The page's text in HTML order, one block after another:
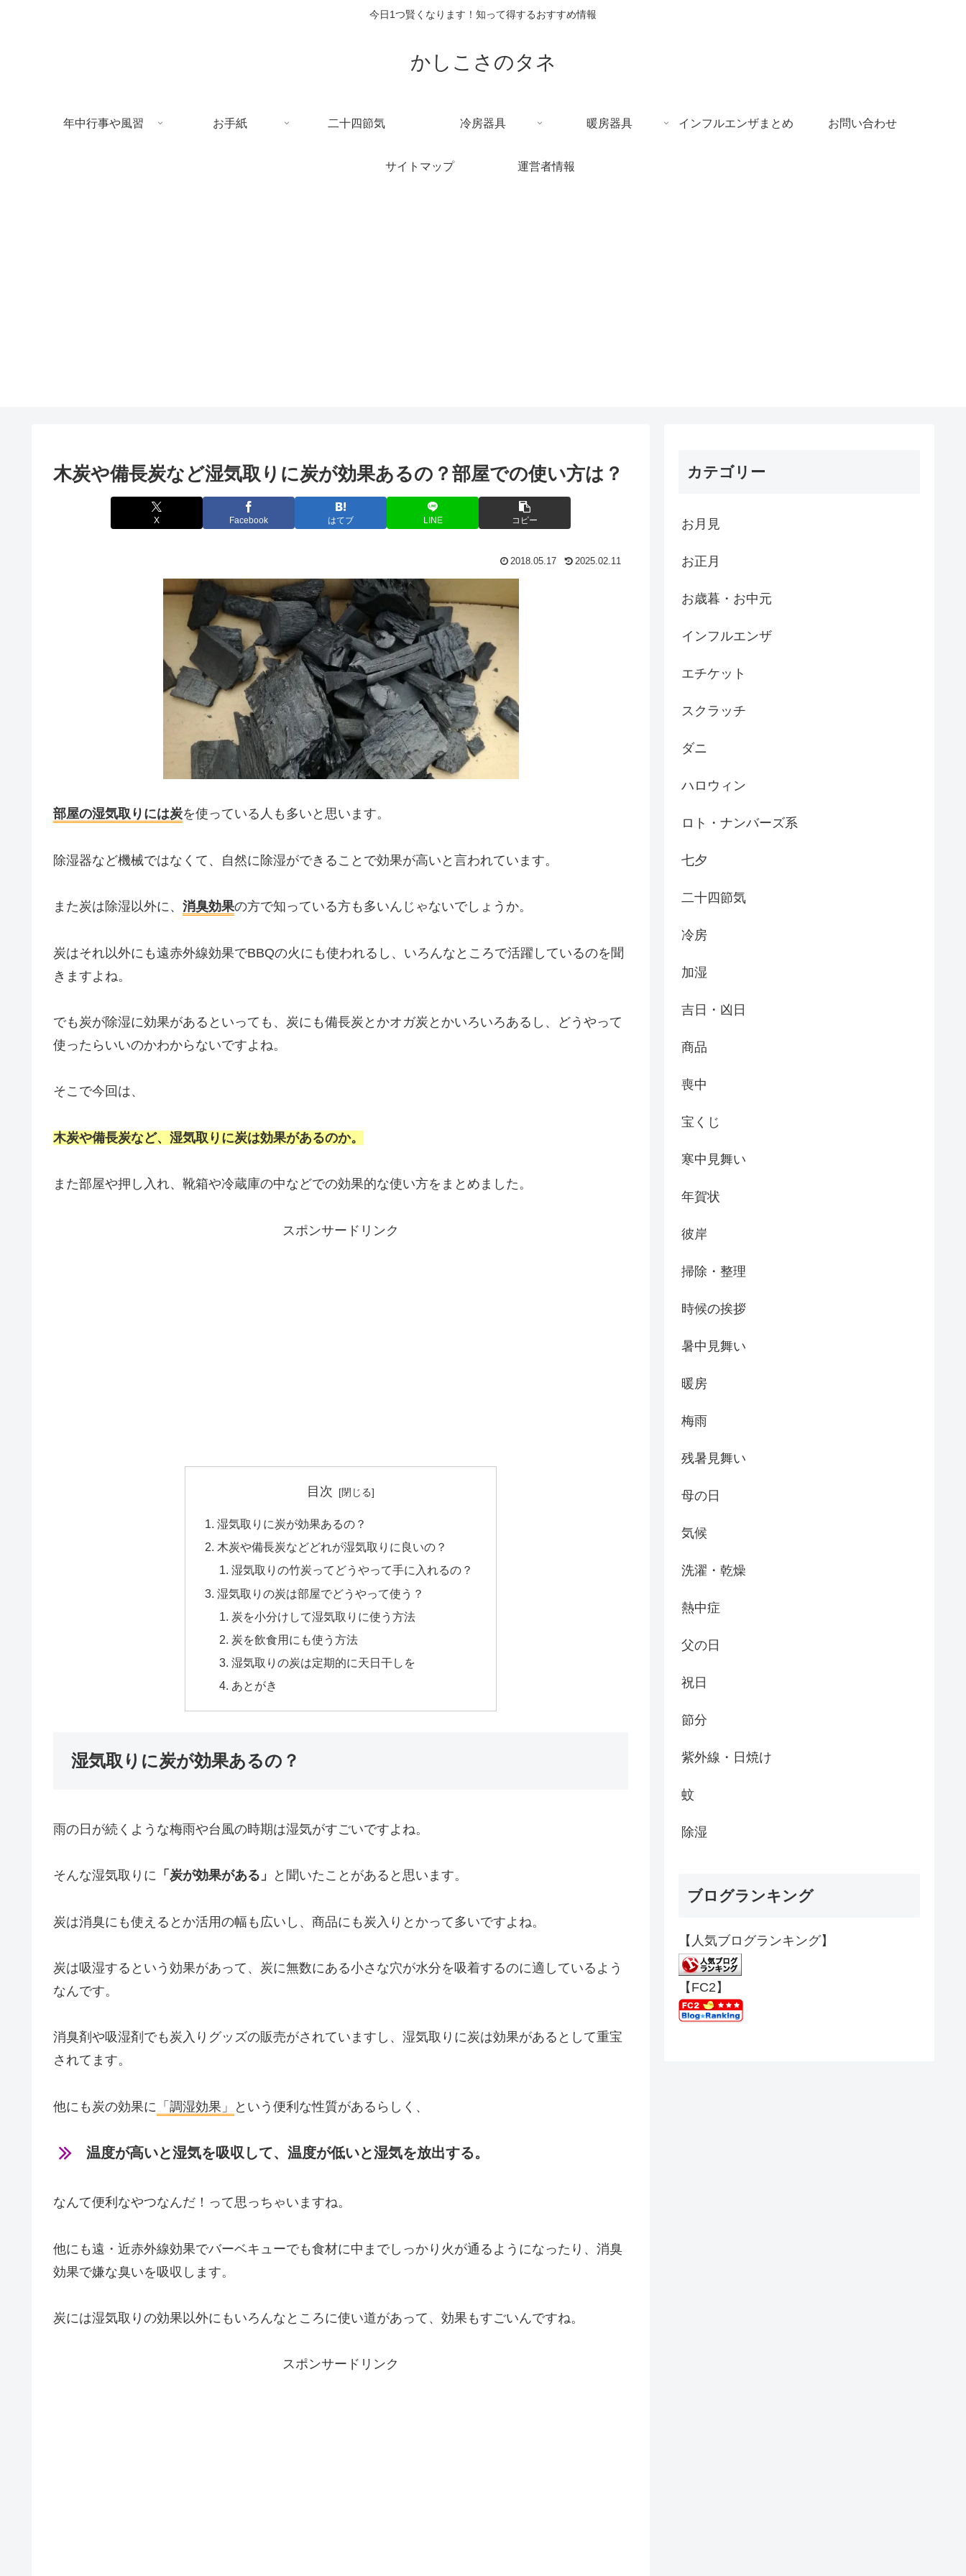
今日1つ賢くなります！知って得するおすすめ情報
かしこさのタネ
年中行事や風習 お手紙 二十四節気 冷房器具 暖房器具 インフルエンザまとめ お問い合わせ
サイトマップ 運営者情報
木炭や備長炭など湿気取りに炭が効果あるの？部屋での使い方は？
X Facebook はてブ LINE コピー
2018.05.17 2025.02.11
部屋の湿気取りには炭を使っている人も多いと思います。
除湿器など機械ではなくて、自然に除湿ができることで効果が高いと言われています。
また炭は除湿以外に、 消臭効果の方で知っている方も多いんじゃないでしょうか。
炭はそれ以外にも遠赤外線効果でBBQの火にも使われるし、いろんなところで活躍しているのを聞
きますよね。
でも炭が除湿に効果があるといっても、炭にも備長炭とかオガ炭とかいろいろあるし、どうやって
使ったらいいのかわからないですよね。
そこで今回は、
木炭や備長炭など、湿気取りに炭は効果があるのか。
また部屋や押し入れ、靴箱や冷蔵庫の中などでの効果的な使い方をまとめました。
スポンサードリンク
目次
湿気取りに炭が効果あるの？
木炭や備長炭などどれが湿気取りに良いの？
湿気取りの竹炭ってどうやって手に入れるの？
湿気取りの炭は部屋でどうやって使う？
炭を小分けして湿気取りに使う方法
炭を飲食用にも使う方法
湿気取りの炭は定期的に天日干しを
あとがき
湿気取りに炭が効果あるの？
雨の日が続くような梅雨や台風の時期は湿気がすごいですよね。
そんな湿気取りに 「炭が効果がある」 と聞いたことがあると思います。
炭は消臭にも使えるとか活用の幅も広いし、商品にも炭入りとかって多いですよね。
炭は吸湿するという効果があって、炭に無数にある小さな穴が水分を吸着するのに適しているよう
なんです。
消臭剤や吸湿剤でも炭入りグッズの販売がされていますし、湿気取りに炭は効果があるとして重宝
されてます。
他にも炭の効果に 「調湿効果」 という便利な性質があるらしく、
温度が高いと湿気を吸収して、温度が低いと湿気を放出する。
なんて便利なやつなんだ！って思っちゃいますね。
他にも遠・近赤外線効果でバーベキューでも食材に中までしっかり火が通るようになったり、消臭
効果で嫌な臭いを吸収します。
炭には湿気取りの効果以外にもいろんなところに使い道があって、効果もすごいんですね。
スポンサードリンク
カテゴリー
お月見
お正月
お歳暮・お中元
インフルエンザ
エチケット
スクラッチ
ダニ
ハロウィン
ロト・ナンバーズ系
七夕
二十四節気
冷房
加湿
吉日・凶日
商品
喪中
宝くじ
寒中見舞い
年賀状
彼岸
掃除・整理
時候の挨拶
暑中見舞い
暖房
梅雨
残暑見舞い
母の日
気候
洗濯・乾燥
熱中症
父の日
祝日
節分
紫外線・日焼け
蚊
除湿
ブログランキング
【人気ブログランキング】
【FC2】